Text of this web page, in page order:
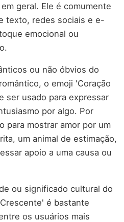
geral. Ele é comumente
texto, redes sociais e e-
emocional ou
ou não óbvios do
o emoji 'Coração
ser usado para expressar
por algo. Por
para mostrar amor por um
um animal de estimação,
apoio a uma causa ou
ou significado cultural do
é bastante
os usuários mais